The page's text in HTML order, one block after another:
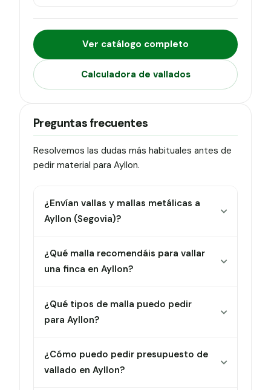
Ver catálogo completo
Calculadora de vallados
Preguntas frecuentes
Resolvemos las dudas más habituales antes de
pedir material para Ayllon.
¿Envían vallas y mallas metálicas a
Ayllon (Segovia)?
¿Qué malla recomendáis para vallar
una finca en Ayllon?
¿Qué tipos de malla puedo pedir
para Ayllon?
¿Cómo puedo pedir presupuesto de
vallado en Ayllon?